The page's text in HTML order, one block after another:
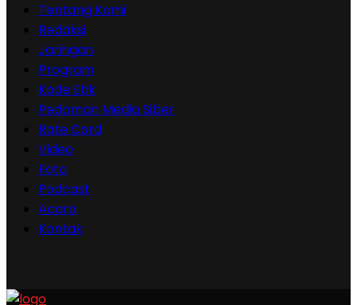
Tentang Kami
Redaksi
Jaringan
Program
Kode Etik
Pedoman Media Siber
Rate Card
Video
Foto
Podcast
Acara
Kontak